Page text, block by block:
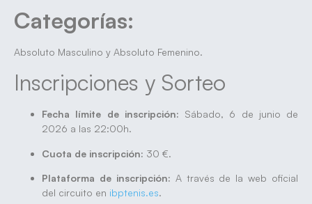
Categorías:
Absoluto Masculino y Absoluto Femenino.
Inscripciones y Sorteo
Fecha límite de inscripción: Sábado, 6 de junio de
2026 a las 22:00h.
Cuota de inscripción: 30 €.
Plataforma de inscripción: A través de la web oficial
del circuito en ibptenis.es.